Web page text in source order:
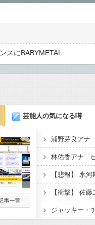
スにBABYMETAL
芸能人の気になる噂
林佑香アナ ピ
ジャッキー・